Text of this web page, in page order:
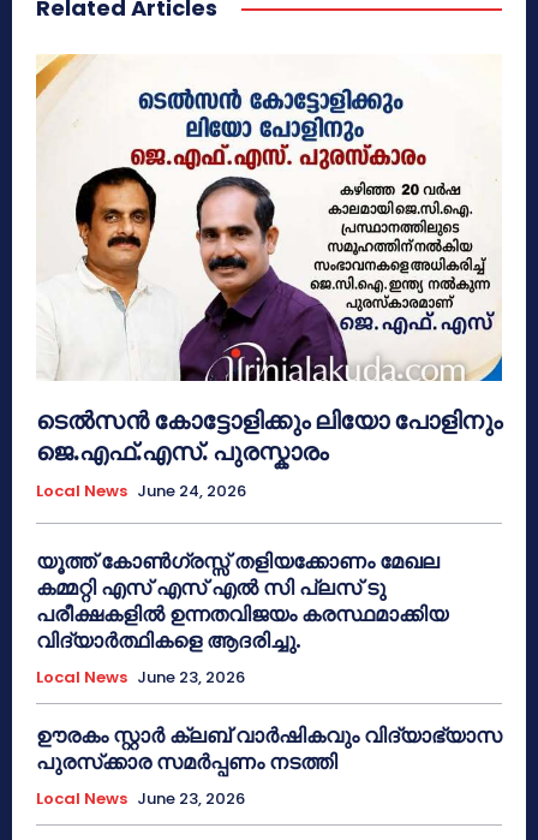
Related Articles
ടെൽസൻ കോട്ടോളിക്കും ലിയോ പോളിനും
ജെ.എഫ്.എസ്. പുരസ്കാരം
Local News June 24, 2026
യൂത്ത് കോൺഗ്രസ്സ് തളിയക്കോണം മേഖല
കമ്മറ്റി എസ് എസ് എൽ സി പ്ലസ് ടു
പരീക്ഷകളിൽ ഉന്നതവിജയം കരസ്ഥമാക്കിയ
വിദ്യാർത്ഥികളെ ആദരിച്ചു.
Local News June 23, 2026
ഊരകം സ്റ്റാർ ക്ലബ് വാർഷികവും വിദ്യാഭ്യാസ
പുരസ്‌ക്കാര സമർപ്പണം നടത്തി
Local News June 23, 2026